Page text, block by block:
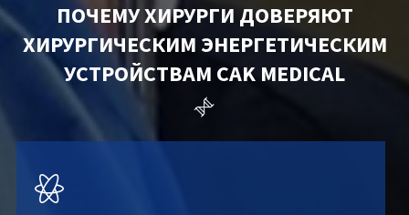
ПОЧЕМУ ХИРУРГИ ДОВЕРЯЮТ
ХИРУРГИЧЕСКИМ ЭНЕРГЕТИЧЕСКИМ
УСТРОЙСТВАМ CAK MEDICAL

